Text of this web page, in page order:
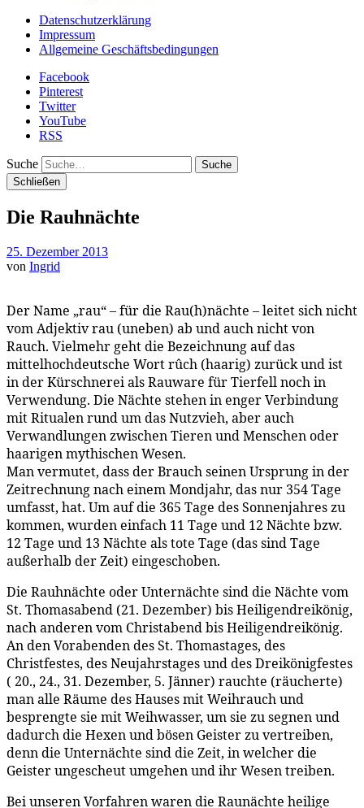
Datenschutzerklärung
Impressum
Allgemeine Geschäftsbedingungen
Facebook
Pinterest
Twitter
YouTube
RSS
Suche
Schließen
Die Rauhnächte
25. Dezember 2013
von Ingrid
Der Name „rau“ – für die Rau(h)nächte – leitet sich nicht
vom Adjektiv rau (uneben) ab und auch nicht von
Rauch. Vielmehr geht die Bezeichnung auf das
mittelhochdeutsche Wort rûch (haarig) zurück und ist
in der Kürschnerei als Rauware für Tierfell noch in
Verwendung. Die Nächte stehen in enger Verbindung
mit Ritualen rund um das Nutzvieh, aber auch
Verwandlungen zwischen Tieren und Menschen oder
haarigen mythischen Wesen.
Man vermutet, dass der Brauch seinen Ursprung in der
Zeitrechnung nach einem Mondjahr, das nur 354 Tage
umfasst, hat. Um auf die 365 Tage des Sonnenjahres zu
kommen, wurden einfach 11 Tage und 12 Nächte bzw.
12 Tage und 13 Nächte als tote Tage (das sind Tage
außerhalb der Zeit) eingeschoben.
Die Rauhnächte oder Unternächte sind die Nächte vom
St. Thomasabend (21. Dezember) bis Heiligendreikönig,
nach anderen vom Christabend bis Heiligendreikönig.
An den Vorabenden des St. Thomastages, des
Christfestes, des Neujahrstages und des Dreikönigfestes
( 20., 24., 31. Dezember, 5. Jänner) rauchte (räucherte)
man alle Räume des Hauses mit Weihrauch und
besprengte sie mit Weihwasser, um sie zu segnen und
dadurch die Hexen und bösen Geister zu vertreiben,
denn die Unternächte sind die Zeit, in welcher die
Geister ungescheut umgehen und ihr Wesen treiben.
Bei unseren Vorfahren waren die Raunächte heilige